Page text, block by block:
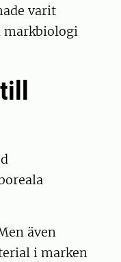
varit
markbiologi
även
i marken